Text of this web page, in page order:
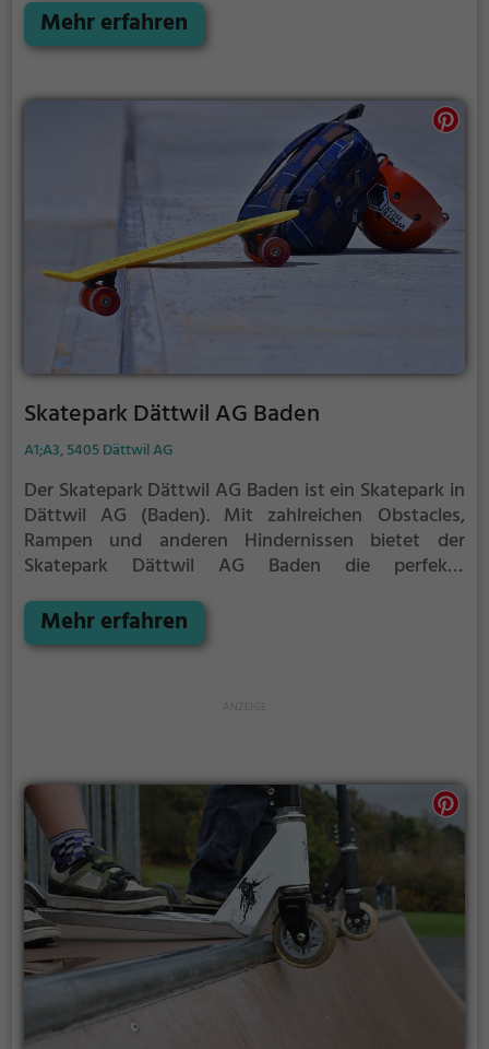
Skater oder Anfänger, der Skaterpark Kirchhalde hat
für jeden etwas zu bieten - ganz egal, ob du nur ein
angeben möchtest.
Mehr erfahren
Skatepark Dättwil AG Baden
A1;A3, 5405 Dättwil AG
Der Skatepark Dättwil AG Baden ist ein Skatepark in
Dättwil AG (Baden). Mit zahlreichen Obstacles,
Rampen und anderen Hindernissen bietet der
Skatepark Dättwil AG Baden die perfekte
stellen.Egal ob erfahrener Skater oder Anfänger, der
Skatepark Dättwil AG Baden hat für jeden etwas zu
Mehr erfahren